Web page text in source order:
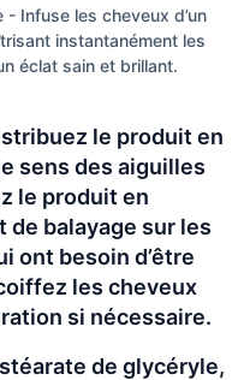
Infuse les cheveux d’un
instantanément les
éclat sain et brillant.
le produit en
sens des aiguilles
le produit en
balayage sur les
ont besoin d’être
les cheveux
si nécessaire.
de glycéryle,